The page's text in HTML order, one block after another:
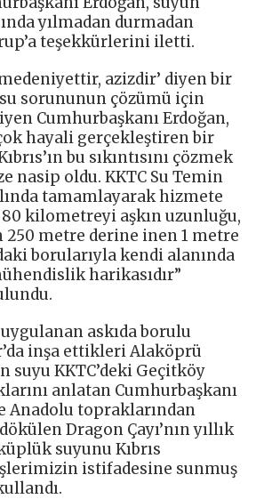
yılmadan durmadan
teşekkürlerini iletti.
medeniyettir, azizdir’ diyen bir
su sorununun çözümü için
Cumhurbaşkanı Erdoğan,
hayali gerçekleştiren bir
bu sıkıntısını çözmek
nasip oldu. KKTC Su Temin
tamamlayarak hizmete
kilometreyi aşkın uzunluğu,
250 metre derine inen 1 metre
borularıyla kendi alanında
harikasıdır”
askıda borulu
inşa ettikleri Alaköprü
suyu KKTC’deki Geçitköy
anlatan Cumhurbaşkanı
Anadolu topraklarından
Dragon Çayı’nın yıllık
suyunu Kıbrıs
istifadesine sunmuş